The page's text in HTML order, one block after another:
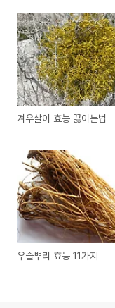
겨우살이 효능 끓이는법
우슬뿌리 효능 11가지